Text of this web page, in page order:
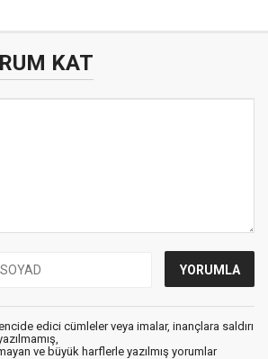
KAT
edici cümleler veya imalar, inançlara saldırı
ve büyük harflerle yazılmış yorumlar